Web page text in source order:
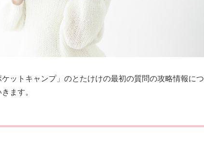
ケットキャンプ」のとたけけの最初の質問の攻略情報につ
ます。